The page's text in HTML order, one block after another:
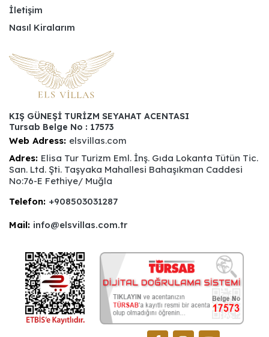
İletişim
Nasıl Kiralarım
KIŞ GÜNEŞİ TURİZM SEYAHAT ACENTASI
Tursab Belge No : 17573
Web Adress: elsvillas.com
Adres: Elisa Tur Turizm Eml. İnş. Gıda Lokanta Tütün Tic.
San. Ltd. Şti. Taşyaka Mahallesi Bahaşıkman Caddesi
No:76-E Fethiye/ Muğla
Telefon: +908503031287
Mail: info@elsvillas.com.tr